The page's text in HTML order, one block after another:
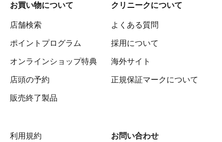
お買い物について
店舗検索
ポイントプログラム
オンラインショップ特典
店頭の予約
販売終了製品
クリニークについて
よくある質問
採用について
海外サイト
正規保証マークについて
利用規約 お問い合わせ